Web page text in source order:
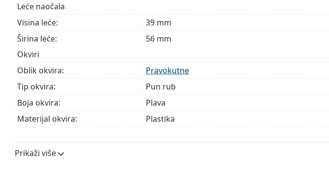
Leće naočala
Visina leće:
39 mm
Širina leće:
56 mm
Okviri
Oblik okvira:
Pravokutne
Tip okvira:
Pun rub
Boja okvira:
Plava
Materijal okvira:
Plastika
Širina:
Prikaži više